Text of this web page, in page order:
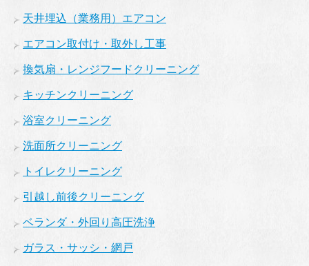
天井埋込（業務用）エアコン
エアコン取付け・取外し工事
換気扇・レンジフードクリーニング
キッチンクリーニング
浴室クリーニング
洗面所クリーニング
トイレクリーニング
引越し前後クリーニング
ベランダ・外回り高圧洗浄
ガラス・サッシ・網戸